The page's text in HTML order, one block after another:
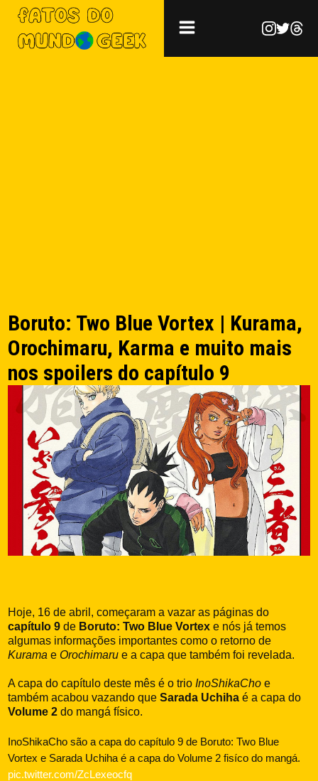
Boruto: Two Blue Vortex | Kurama,
Orochimaru, Karma e muito mais
nos spoilers do capítulo 9
Hoje, 16 de abril, começaram a vazar as páginas do
capítulo 9 de Boruto: Two Blue Vortex e nós já temos
algumas informações importantes como o retorno de
KuramaeOrochimarue a capa que também foi revelada.
A capa do capítulo deste mês é o trio InoShikaChoe
também acabou vazando queSarada Uchiha é a capa do
Volume 2 do mangá físico.
InoShikaCho são a capa do capítulo 9 de Boruto: Two Blue
Vortex e Sarada Uchiha é a capa do Volume 2 fisíco do mangá.
pic.twitter.com/ZcLexeocfq